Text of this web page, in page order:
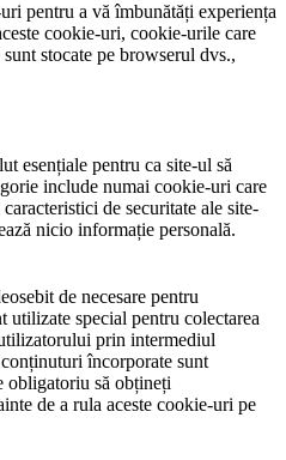
pentru a vă îmbunătăți experiența
cookie-uri, cookie-urile care
stocate pe browserul dvs.,
esențiale pentru ca site-ul să
include numai cookie-uri care
de securitate ale site-
nicio informație personală.
de necesare pentru
special pentru colectarea
prin intermediul
încorporate sunt
obligatoriu să obțineți
de a rula aceste cookie-uri pe